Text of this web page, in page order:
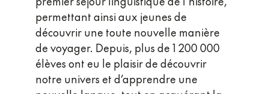
permettant ainsi aux jeunes de
découvrir une toute nouvelle manière
de voyager. Depuis, plus de 1 200 000
élèves ont eu le plaisir de découvrir
notre univers et d’apprendre une